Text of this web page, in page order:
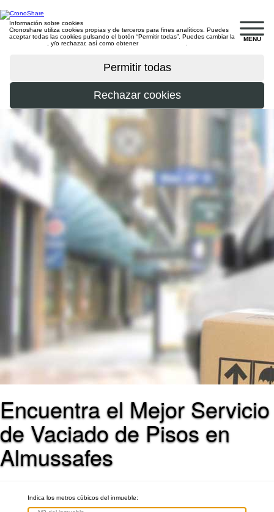
MENU
Información sobre cookies
Cronoshare utiliza cookies propias y de terceros para fines analíticos. Puedes
aceptar todas las cookies pulsando el botón “Permitir todas”. Puedes cambiar la
, y/o rechazar, así como obtener
Encuentra el Mejor Servicio
de Vaciado de Pisos en
Almussafes
Indica los metros cúbicos del inmueble: